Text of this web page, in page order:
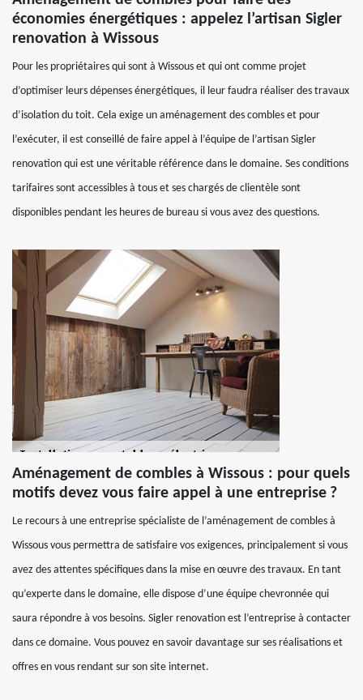
économies énergétiques : appelez l’artisan Sigler
renovation à Wissous
Pour les propriétaires qui sont à Wissous et qui ont comme projet
d’optimiser leurs dépenses énergétiques, il leur faudra réaliser des travaux
d’isolation du toit. Cela exige un aménagement des combles et pour
l’exécuter, il est conseillé de faire appel à l’équipe de l’artisan Sigler
renovation qui est une véritable référence dans le domaine. Ses conditions
tarifaires sont accessibles à tous et ses chargés de clientèle sont
disponibles pendant les heures de bureau si vous avez des questions.
Aménagement de combles à Wissous : pour quels
motifs devez vous faire appel à une entreprise ?
Le recours à une entreprise spécialiste de l’aménagement de combles à
Wissous vous permettra de satisfaire vos exigences, principalement si vous
avez des attentes spécifiques dans la mise en œuvre des travaux. En tant
qu’experte dans le domaine, elle dispose d’une équipe chevronnée qui
saura répondre à vos besoins. Sigler renovation est l’entreprise à contacter
dans ce domaine. Vous pouvez en savoir davantage sur ses réalisations et
offres en vous rendant sur son site internet.